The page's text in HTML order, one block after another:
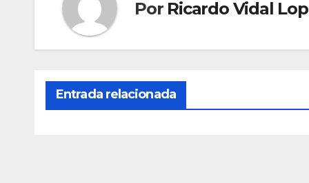
Por Ricardo Vidal
Entrada relacionada